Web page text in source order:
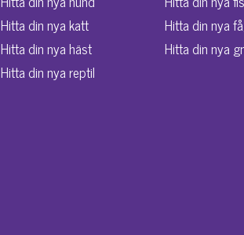
Hitta din nya katt
Hitta din nya häst
Hitta din nya reptil
Hitta din nya
Hitta din nya